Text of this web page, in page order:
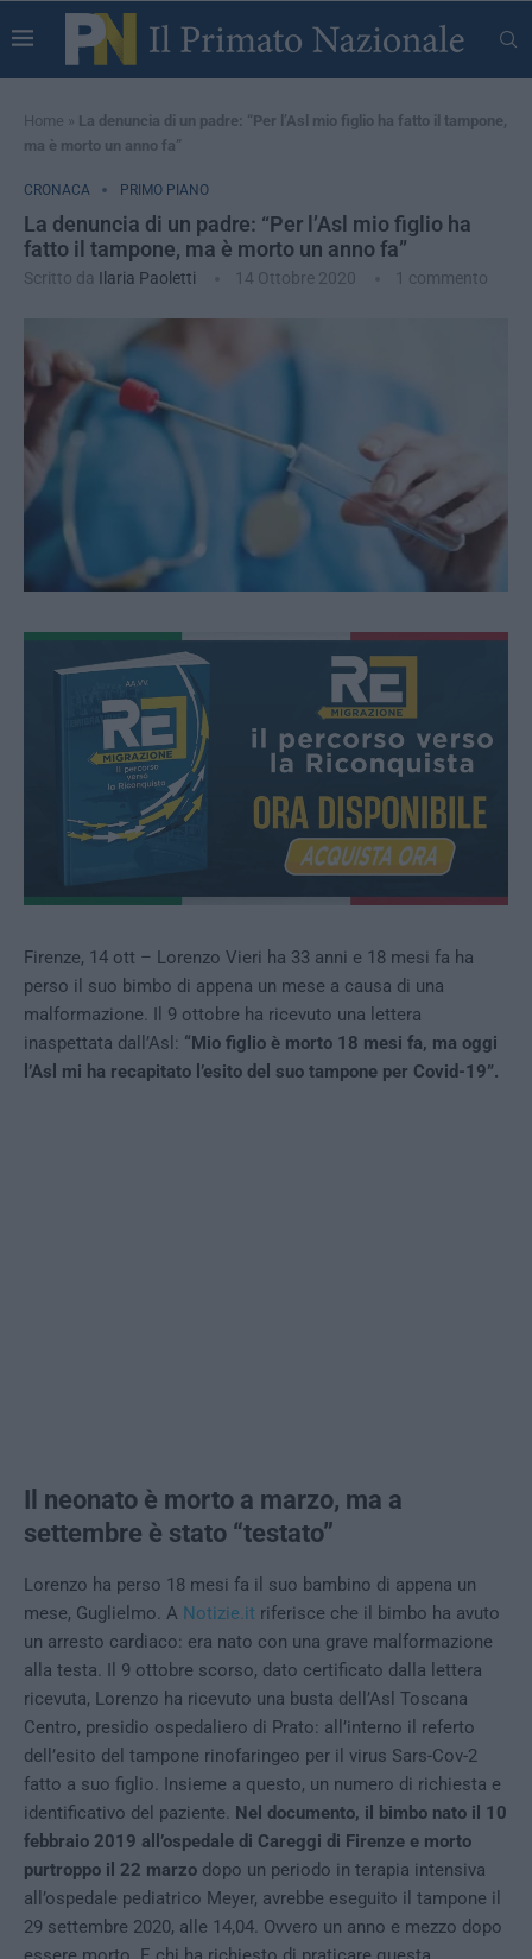
Home » La denuncia di un padre: “Per l’Asl mio figlio ha fatto il tampone,
ma è morto un anno fa”
CRONACA PRIMO PIANO
La denuncia di un padre: “Per l’Asl mio figlio ha
fatto il tampone, ma è morto un anno fa”
Scritto da Ilaria Paoletti 14 Ottobre 2020 1 commento
Firenze, 14 ott – Lorenzo Vieri ha 33 anni e 18 mesi fa ha
perso il suo bimbo di appena un mese a causa di una
malformazione. Il 9 ottobre ha ricevuto una lettera
inaspettata dall’Asl: “Mio figlio è morto 18 mesi fa, ma oggi
l’Asl mi ha recapitato l’esito del suo tampone per Covid-19”.
Il neonato è morto a marzo, ma a
settembre è stato “testato”
Lorenzo ha perso 18 mesi fa il suo bambino di appena un
mese, Guglielmo. A Notizie.it riferisce che il bimbo ha avuto
un arresto cardiaco: era nato con una grave malformazione
alla testa. Il 9 ottobre scorso, dato certificato dalla lettera
ricevuta, Lorenzo ha ricevuto una busta dell’Asl Toscana
Centro, presidio ospedaliero di Prato: all’interno il referto
dell’esito del tampone rinofaringeo per il virus Sars-Cov-2
fatto a suo figlio. Insieme a questo, un numero di richiesta e
identificativo del paziente. Nel documento, il bimbo nato il 10
febbraio 2019 all’ospedale di Careggi di Firenze e morto
purtroppo il 22 marzo dopo un periodo in terapia intensiva
all’ospedale pediatrico Meyer, avrebbe eseguito il tampone il
29 settembre 2020, alle 14,04. Ovvero un anno e mezzo dopo